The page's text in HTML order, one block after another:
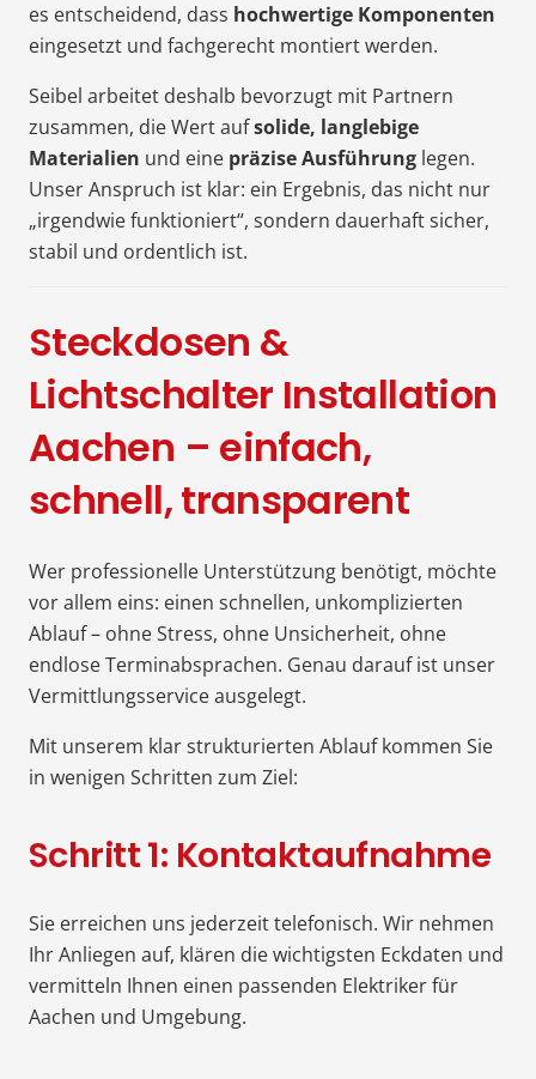
es entscheidend, dass hochwertige Komponenten
eingesetzt und fachgerecht montiert werden.
Seibel arbeitet deshalb bevorzugt mit Partnern
zusammen, die Wert aufsolide, langlebige
Materialien und eine präzise Ausführung legen.
Unser Anspruch ist klar: ein Ergebnis, das nicht nur
„irgendwie funktioniert“, sondern dauerhaft sicher,
stabil und ordentlich ist.
Steckdosen &
Lichtschalter Installation
Aachen – einfach,
schnell, transparent
Wer professionelle Unterstützung benötigt, möchte
vor allem eins: einen schnellen, unkomplizierten
Ablauf – ohne Stress, ohne Unsicherheit, ohne
endlose Terminabsprachen. Genau darauf ist unser
Vermittlungsservice ausgelegt.
Mit unserem klar strukturierten Ablauf kommen Sie
in wenigen Schritten zum Ziel:
Schritt 1: Kontaktaufnahme
Sie erreichen uns jederzeit telefonisch. Wir nehmen
Ihr Anliegen auf, klären die wichtigsten Eckdaten und
vermitteln Ihnen einen passenden Elektriker für
Aachen und Umgebung.